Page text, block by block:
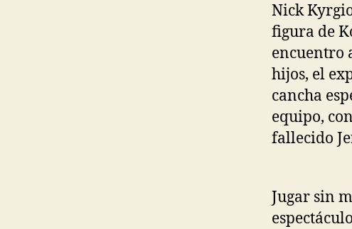
Nick
figura de
encuentro
hijos, el
cancha
equipo,
fallecido
Jugar sin